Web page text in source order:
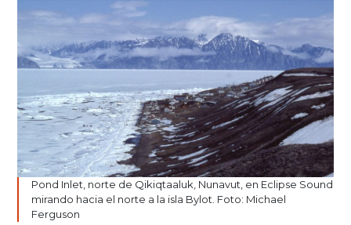
Pond Inlet, norte de Qikiqtaaluk, Nunavut, en Eclipse Sound
mirando hacia el norte a la isla Bylot. Foto: Michael
Ferguson